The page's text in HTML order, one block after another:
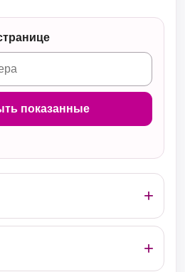
показанные